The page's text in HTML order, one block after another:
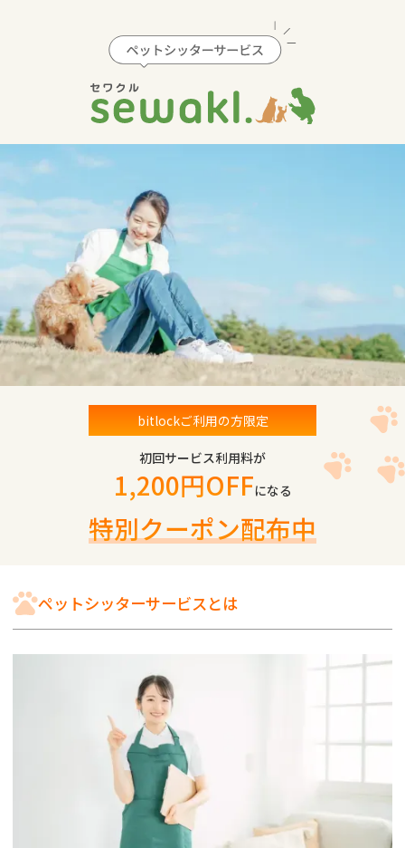
bitlockご利用の方限定
初回サービス利用料が
1,200円OFFになる
特別クーポン配布中
ペットシッターサービスとは